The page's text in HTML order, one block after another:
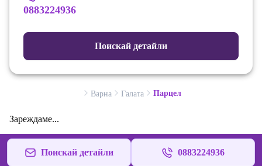
0883224936
Поискай детайли
Варна Галата Парцел
Зареждаме...
Поискай детайли 0883224936